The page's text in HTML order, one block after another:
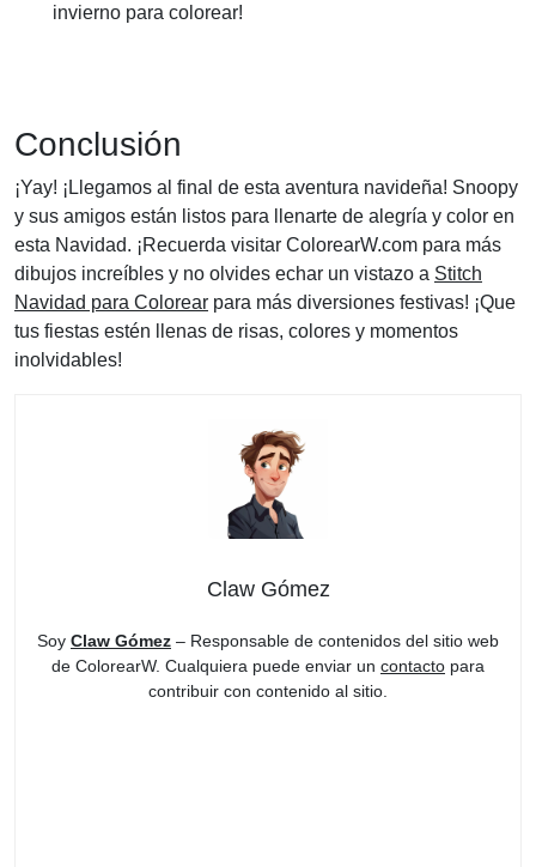
invierno para colorear!
Conclusión
¡Yay! ¡Llegamos al final de esta aventura navideña! Snoopy
y sus amigos están listos para llenarte de alegría y color en
esta Navidad. ¡Recuerda visitar ColorearW.com para más
dibujos increíbles y no olvides echar un vistazo a Stitch
Navidad para Colorear para más diversiones festivas! ¡Que
tus fiestas estén llenas de risas, colores y momentos
inolvidables!
Claw Gómez
Soy Claw Gómez – Responsable de contenidos del sitio web
de ColorearW. Cualquiera puede enviar un contacto para
contribuir con contenido al sitio.